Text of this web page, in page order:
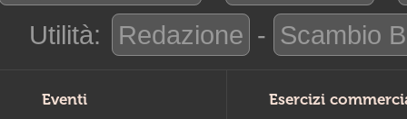
Utilità:
Redazione - Scambio
Eventi Esercizi